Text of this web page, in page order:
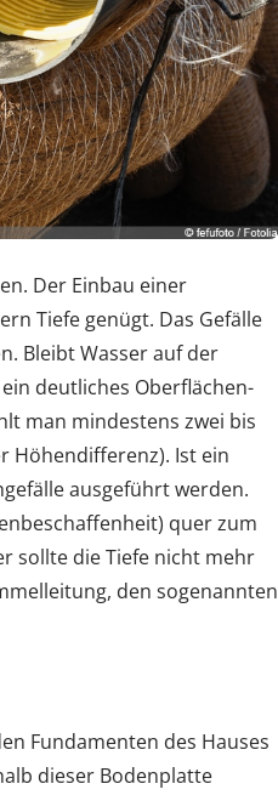
Der Einbau einer
Tiefe genügt. Das Gefälle
Bleibt Wasser auf der
deutliches Oberflächen-
man mindestens zwei bis
Höhendifferenz). Ist ein
ausgeführt werden.
quer zum
sollte die Tiefe nicht mehr
den sogenannten
Fundamenten des Hauses
dieser Bodenplatte